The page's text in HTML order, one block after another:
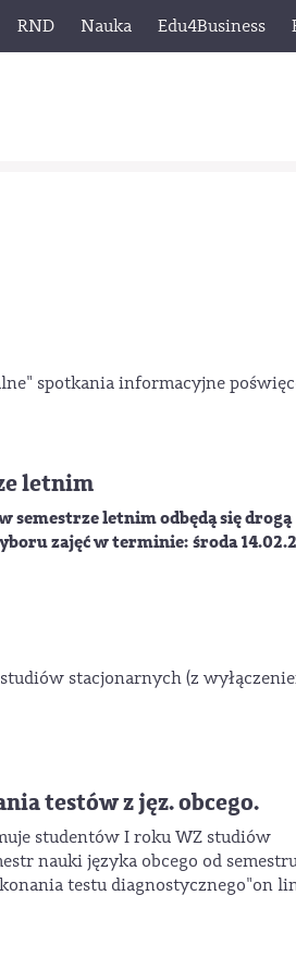
RND Nauka Edu4Business
spotkania informacyjne
letnim
semestrze letnim odbędą się drogą
zajęć w terminie: środa
stacjonarnych (z
testów z jęz. obcego.
studentów I roku WZ studiów
nauki języka obcego od
testu diagnostycznego"on